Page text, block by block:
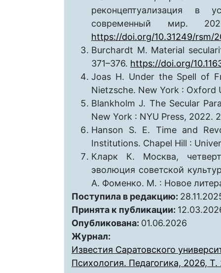
реконцептуализация в
современный
https://doi.org/10.31249/rsm/
Burchardt M. Material
371–376. https://doi.org/
Joas H. Under the Spell of
Nietzsche. New York : Oxford
Blankholm J. The Secular
New York : NYU Press, 2022.
Hanson S. E. Time and
Institutions. Chapel Hill :
Кларк К. Москва,
эволюция советской
А. Фоменко. М. : Новое
Поступила в редакцию:
Принята к публикации:
Опубликована: 01.06.2026
Журнал:
Известия Саратовского
Психология. Педагогика, 2026,